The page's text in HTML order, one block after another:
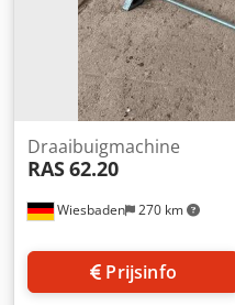
en box voor gereedschap
wielen
Wiesbaden 270 km
Draaibuigmachine
RAS62.20
Prijsinfo